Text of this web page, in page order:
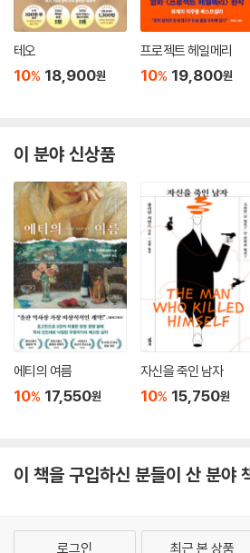
살아가는지에 관심이 있습니다. 의도적으로
경제적 어려움, 부성 또는 보편적인 것에 대해
다. 하지만 왜 그렇게 많은 사람이, 소녀와 여
야 한다는 사실을 알면서도 거의 또는 아무것
이렇듯 소설은 단순히 어떠한 사건 자체에 대
녀원에 시선을 집중시키는 대신 주인공이 삶
순간들에 주목하는 방식으로 이야기를 풀어나
화나 환경이 한 소시민의 도덕성에 어떤 영향
치로서 작용할 뿐이고, 그 안에서 개인의 내
실존적 고민과 삶의 본질에 대해 이야기한다.
하지만 드러내려고 의도하지 않았으나 드러난
않다. 유럽에서 가장 완고하다고 여겨지는 가
고 아기 예수의 탄생을 축하하는 크리스마스
거운 크리스마스를 보내고 있을 때 문밖에서
관심을 두는 한 사람에게서 우리는 인간의 가
운데 살아남을 것은 사랑이다.”라는 영국 시인
(《파이낸셜 타임스》)”라는 말이 결코 과장
테오
10% 18,900원
프로젝트 헤일메리
10% 19,800원
이 분야 신상품
에티의 여름
10% 17,550원
자신을 죽인 남자
10% 15,750원
이 책을 구입하신 분들이 산 분야
로그인 최근 본 상품